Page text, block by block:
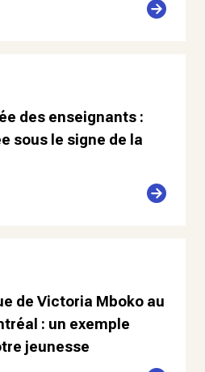
des enseignants :
sous le signe de la
de Victoria Mboko au
: un exemple
jeunesse